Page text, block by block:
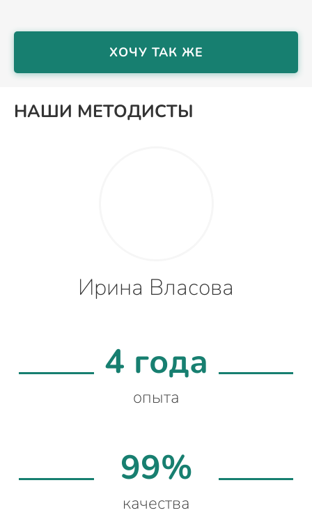
ХОЧУ ТАК ЖЕ
НАШИ МЕТОДИСТЫ
Ирина Власова
4 года
опыта
99%
качества